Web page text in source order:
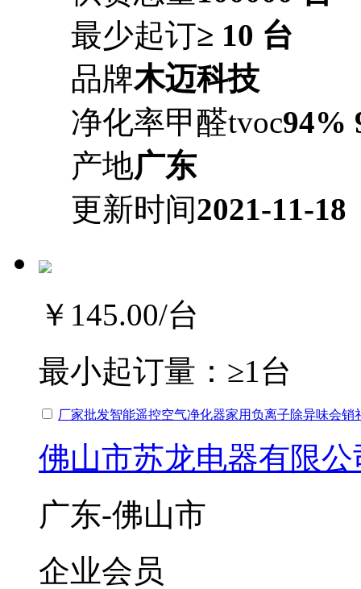
最少起订≥ 10 台
品牌木迈科技
净化率甲醛tvoc94%
产地广东
更新时间2021-11-18
￥145.00/台
最小起订量： ≥1台
厂家批发智能遥控空气净化器家用负离子除异味会销
佛山市苏龙电器有限公
广东-佛山市
企业会员